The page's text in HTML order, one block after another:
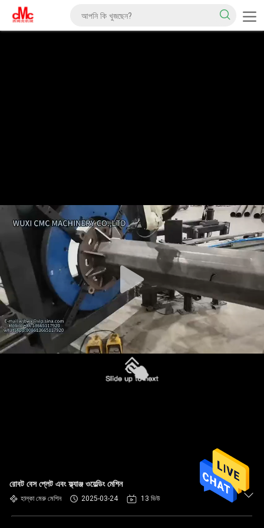
রোবট বেস প্লেট এবং ফ্ল্যাঞ্জ ওয়েল্ডিং মেশিন
হাল্কা মেরু মেশিন 2025-03-24 13 ভিউ